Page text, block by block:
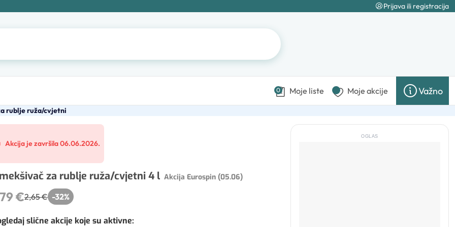
Prijava ili registracija
0 Moje liste Moje akcije Važno
rublje ruža/cvjetni
Akcija je završila 06.06.2026.
za rublje ruža/cvjetni 4 l Akcija Eurospin (05.06)
€2,65 € -32%
slične akcije koje su aktivne:
OGLAS